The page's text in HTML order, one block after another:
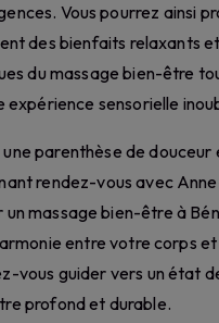
Vous pourrez ainsi
des bienfaits relaxants et
du massage bien-être
sensorielle
parenthèse de douceur
rendez-vous avec
un massage bien-être à
entre votre corps
vous guider vers un état
profond et durable.